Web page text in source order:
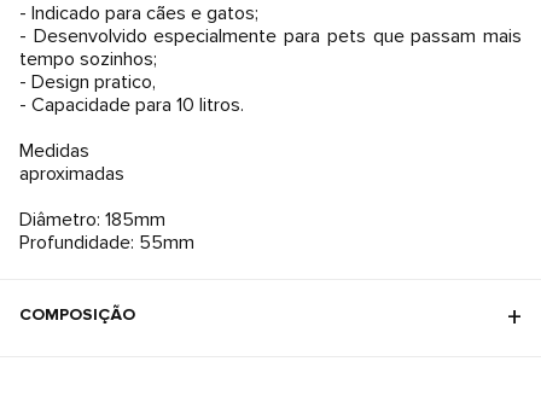
- Indicado para cães e gatos;
- Desenvolvido especialmente para pets que passam mais
tempo sozinhos;
- Design pratico,
- Capacidade para 10 litros.
Medidas
aproximadas
Diâmetro: 185mm
Profundidade: 55mm
COMPOSIÇÃO